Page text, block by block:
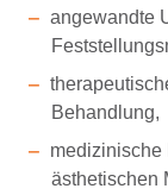
angewandte
Behandlung,
medizinische
ästhetischen